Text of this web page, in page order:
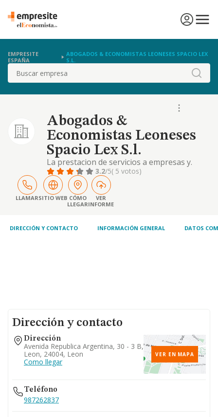
EMPRESITE
ESPAÑA
ABOGADOS & ECONOMISTAS LEONESES SPACIO LEX
S.L.
Buscar
Abogados &
Economistas Leoneses
Spacio Lex S.l.
La prestacion de servicios a empresas y.
particulares de contabilidad, teneduria de
libros, material fiscal, economica y financiera
y de otros servicios de asesoria fiscal,
laboral, juridica y contable
3.2/5( 5 votos)
LLAMARSITIO WEB CÓMO
LLEGAR
VER
INFORME
DIRECCIÓN Y CONTACTO INFORMACIÓN GENERAL DATOS
Dirección y contacto
Dirección
Avenida Republica Argentina, 30 - 3 B,
Leon, 24004, Leon
Como llegar
VER EN MAPA
Teléfono
987262837